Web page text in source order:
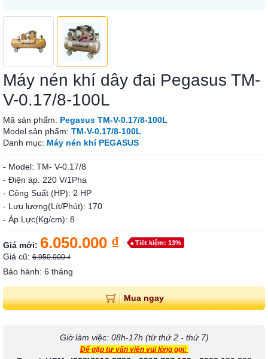
Máy nén khí dây đai Pegasus TM-
V-0.17/8-100L
Mã sản phẩm: Pegasus TM-V-0.17/8-100L
Model sản phẩm: TM-V-0.17/8-100L
Danh mục: Máy nén khí PEGASUS
- Model: TM- V-0.17/8
- Điện áp: 220 V/1Pha
- Công Suất (HP): 2 HP
- Lưu lượng(Lít/Phút): 170
- Áp Lực(Kg/cm): 8
Giá mới: 6.050.000 ₫ Tiết kiệm: 13%
Giá cũ: 6.950.000 ₫
Bảo hành: 6 tháng
Mua ngay
Giờ làm việc: 08h-17h (từ thứ 2 - thứ 7)
Để gặp tư vấn viên vui lòng gọi: